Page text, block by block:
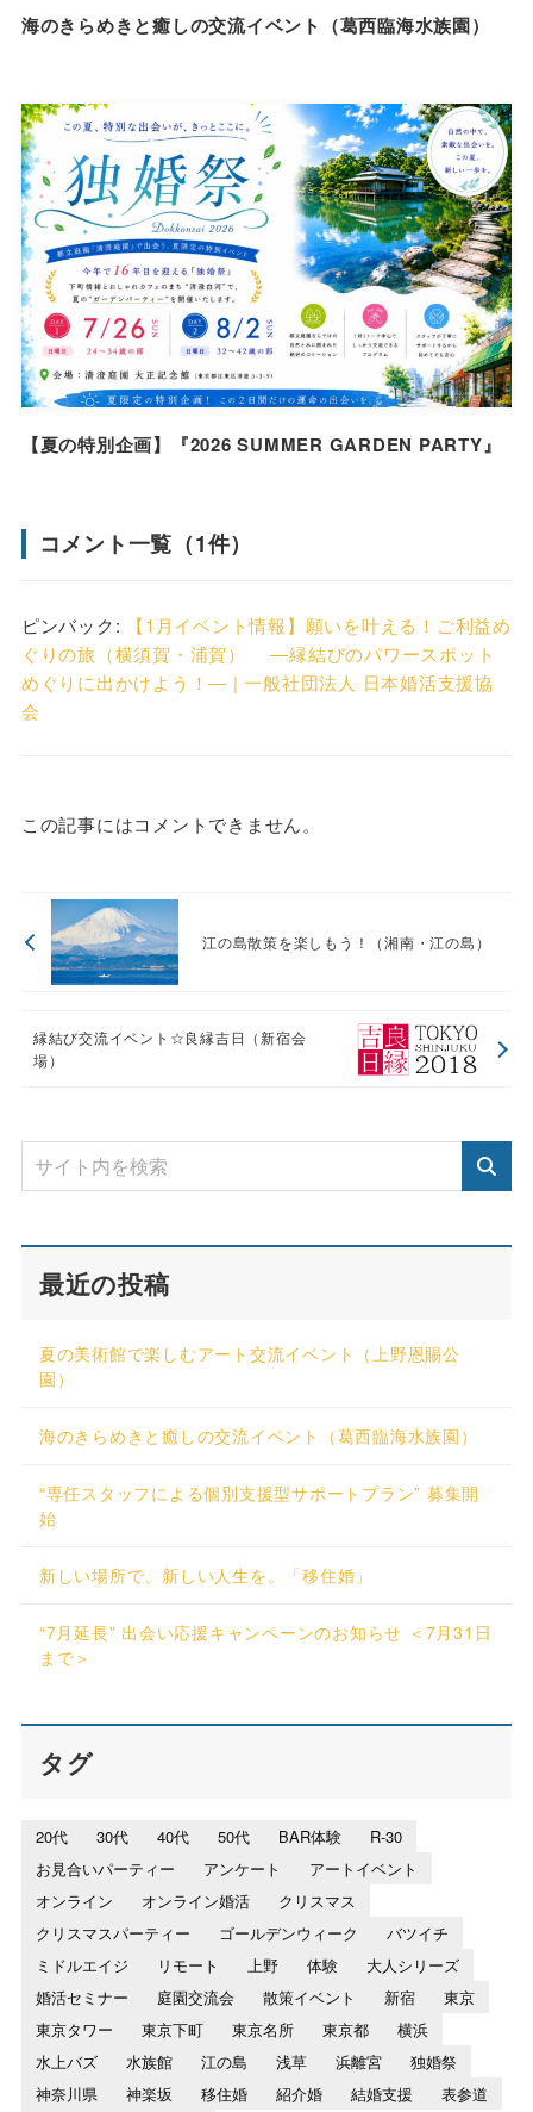
海のきらめきと癒しの交流イベント（葛西臨海水族園）
【夏の特別企画】『2026 SUMMER GARDEN PARTY』
コメント一覧（1件）
ピンバック:
【1月イベント情報】願いを叶える！ご利益め
ぐりの旅（横須賀・浦賀） ―縁結びのパワースポット
めぐりに出かけよう！― | 一般社団法人 日本婚活支援協
会
この記事にはコメントできません。
江の島散策を楽しもう！（湘南・江の島）
縁結び交流イベント☆良縁吉日（新宿会
場）
最近の投稿
夏の美術館で楽しむアート交流イベント（上野恩賜公
園）
海のきらめきと癒しの交流イベント（葛西臨海水族園）
“専任スタッフによる個別支援型サポートプラン” 募集開
始
新しい場所で、新しい人生を。「移住婚」
“7月延長” 出会い応援キャンペーンのお知らせ ＜7月31日
まで＞
タグ
20代 30代 40代 50代 BAR体験
R-30
お見合いパーティー
アンケート
アートイベント
オンライン
オンライン婚活
クリスマス
クリスマスパーティー
ゴールデンウィーク
バツイチ
ミドルエイジ
リモート 上野 体験
大人シリーズ
婚活セミナー
庭園交流会 散策イベント 新宿
東京
東京タワー
東京下町 東京名所 東京都
横浜
水上バズ
水族館 江の島 浅草 浜離宮
独婚祭
神奈川県
神楽坂 移住婚 紹介婚 結婚支援 表参道